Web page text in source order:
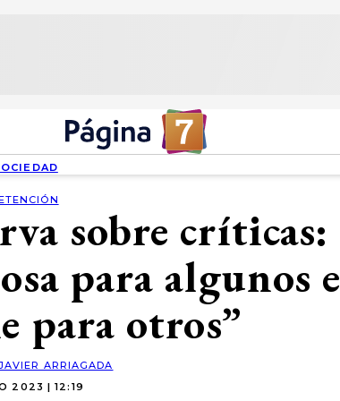
sobre críticas:
para algunos e
para otros”
ARRIAGADA
2023 | 12:19